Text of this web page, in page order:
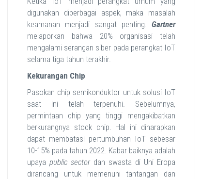
digunakan diberbagai aspek, maka masalah
keamanan menjadi sangat penting. Gartner
melaporkan bahwa 20% organisasi telah
mengalami serangan siber pada perangkat IoT
selama tiga tahun terakhir.
Kekurangan Chip
Pasokan chip semikonduktor untuk solusi IoT
saat ini telah terpenuhi. Sebelumnya,
permintaan chip yang tinggi mengakibatkan
berkurangnya stock chip. Hal ini diharapkan
dapat membatasi pertumbuhan IoT sebesar
10-15% pada tahun 2022. Kabar baiknya adalah
upaya public sectordan swasta di Uni Eropa
dirancang untuk memenuhi tantangan dan